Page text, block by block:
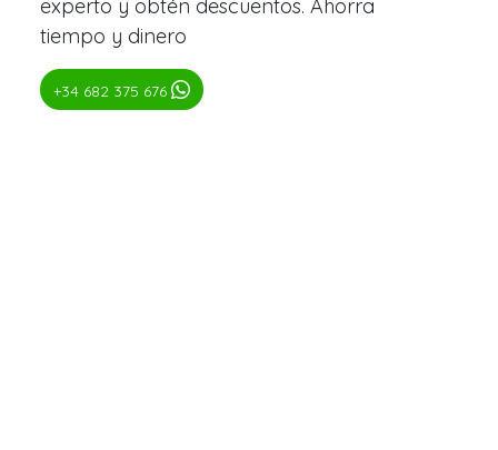
experto y obtén descuentos. Ahorra
tiempo y dinero
+34 682 375 676